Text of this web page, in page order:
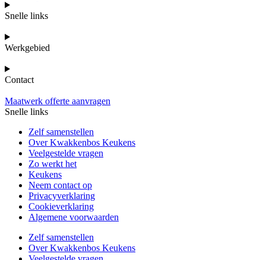
Snelle links
Werkgebied
Contact
Maatwerk offerte aanvragen
Snelle links
Zelf samenstellen
Over Kwakkenbos Keukens
Veelgestelde vragen
Zo werkt het
Keukens
Neem contact op
Privacyverklaring
Cookieverklaring
Algemene voorwaarden
Zelf samenstellen
Over Kwakkenbos Keukens